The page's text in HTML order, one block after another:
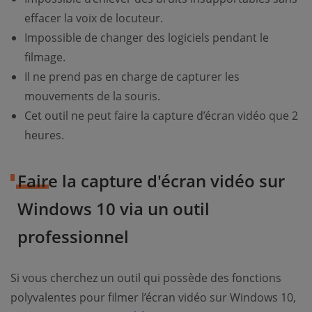
effacer la voix de locuteur.
Impossible de changer des logiciels pendant le
filmage.
Il ne prend pas en charge de capturer les
mouvements de la souris.
Cet outil ne peut faire la capture d’écran vidéo que 2
heures.
Faire la capture d'écran vidéo sur
Windows 10 via un outil
professionnel
Si vous cherchez un outil qui possède des fonctions
polyvalentes pour filmer l’écran vidéo sur Windows 10,